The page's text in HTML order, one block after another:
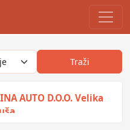
Traži
AUTO D.O.O. Velika